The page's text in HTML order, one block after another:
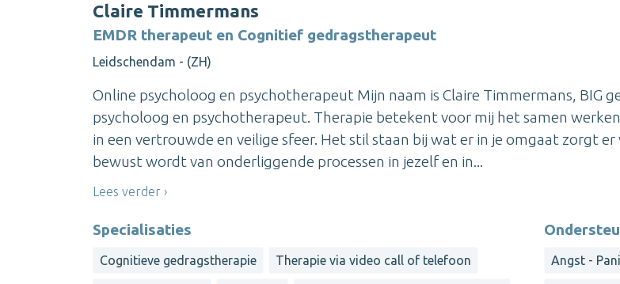
Claire Timmermans
EMDR therapeut en Cognitief gedragstherapeut
Leidschendam - (ZH)
Online psycholoog en psychotherapeut Mijn naam is Claire Timmermans, BIG
psycholoog en psychotherapeut. Therapie betekent voor mij het samen
in een vertrouwde en veilige sfeer. Het stil staan bij wat er in je omgaat zorgt er
bewust wordt van onderliggende processen in jezelf en in...
Lees verder
Specialisaties
Cognitieve gedragstherapie Therapie via video call of telefoon Angst -